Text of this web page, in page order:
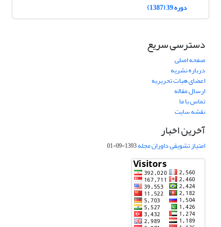
دوره 39 (1387)
دسترسی سریع
صفحه اصلی
درباره نشریه
اعضای هیات تحریریه
ارسال مقاله
تماس با ما
نقشه سایت
آخرین اخبار
امتیاز تشویقی داوران مجله1393-09-01